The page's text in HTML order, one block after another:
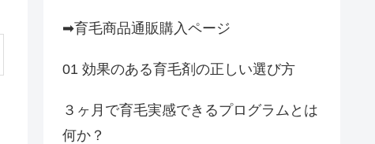
➡育毛商品通販購入ページ
01 効果のある育毛剤の正しい選び方
３ヶ月で育毛実感できるプログラムとは
何か？